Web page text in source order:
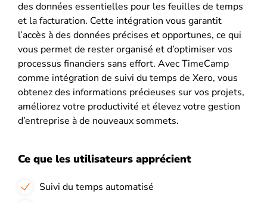
des données essentielles pour les feuilles de temps
et la facturation. Cette intégration vous garantit
l’accès à des données précises et opportunes, ce qui
vous permet de rester organisé et d’optimiser vos
processus financiers sans effort. Avec TimeCamp
comme intégration de suivi du temps de Xero, vous
obtenez des informations précieuses sur vos projets,
améliorez votre productivité et élevez votre gestion
d’entreprise à de nouveaux sommets.
Ce que les utilisateurs apprécient
Suivi du temps automatisé